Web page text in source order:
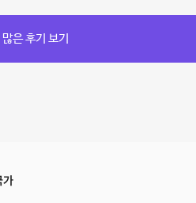
많은 후기 보기
가